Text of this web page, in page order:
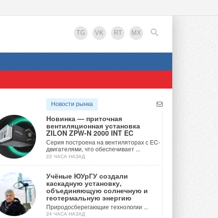
TG VK RT MX
EN
Новости рынка
Новинка — приточная
вентиляционная установка
ZILON ZPW-N 2000 INT EC
Серия построена на вентиляторах с EC-
двигателями, что обеспечивает ...
22 ЧАСА НАЗАД
Учёные ЮУрГУ создали
каскадную установку,
объединяющую солнечную и
геотермальную энергию
Природосберегающие технологии ...
24 ЧАСА НАЗАД